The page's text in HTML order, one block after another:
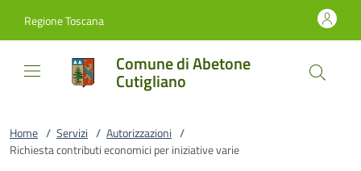
Regione Toscana
Comune di Abetone
Cutigliano
Home / Servizi / Autorizzazioni /
Richiesta contributi economici per iniziative varie